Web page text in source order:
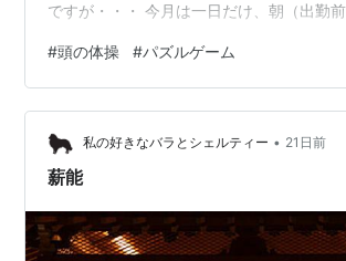
ですが・・・ 今月は一日だけ、朝（出勤
と思っていたのを忘れて、時間切れになっ
日だけバツが付いてしまいました。 とい
は皆勤賞でした。 来月こそ、免許皆伝を
頑張ります。
#頭の体操 #パズルゲーム
私の好きなバラとシェルティー • 21日前
薪能